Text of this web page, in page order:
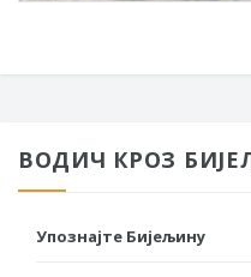
ВОДИЧ КРОЗ
Упознајте Бијељину